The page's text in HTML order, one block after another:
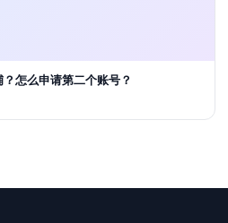
怎么申请第二个账号？